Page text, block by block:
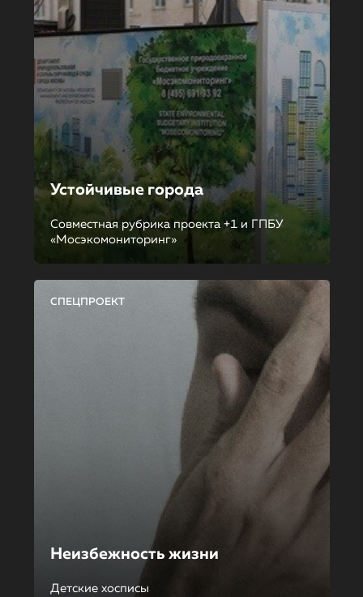
Устойчивые города
Совместная рубрика проекта +1 и ГПБУ
«Мосэкомониторинг»
СПЕЦПРОЕКТ
Неизбежность жизни
Детские хосписы